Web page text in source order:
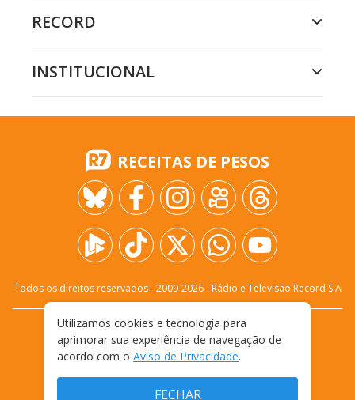
RECORD
INSTITUCIONAL
RECEITAS DE PESOS
Todos os direitos reservados - 2009-2026- Rádio e Televisão Record S.A
FALE CONOSCO
PRIVACIDADE
TERMOS E CONDIÇÕES DE USO
Utilizamos cookies e tecnologia para
aprimorar sua experiência de navegação de
acordo com o Aviso de Privacidade.
FECHAR